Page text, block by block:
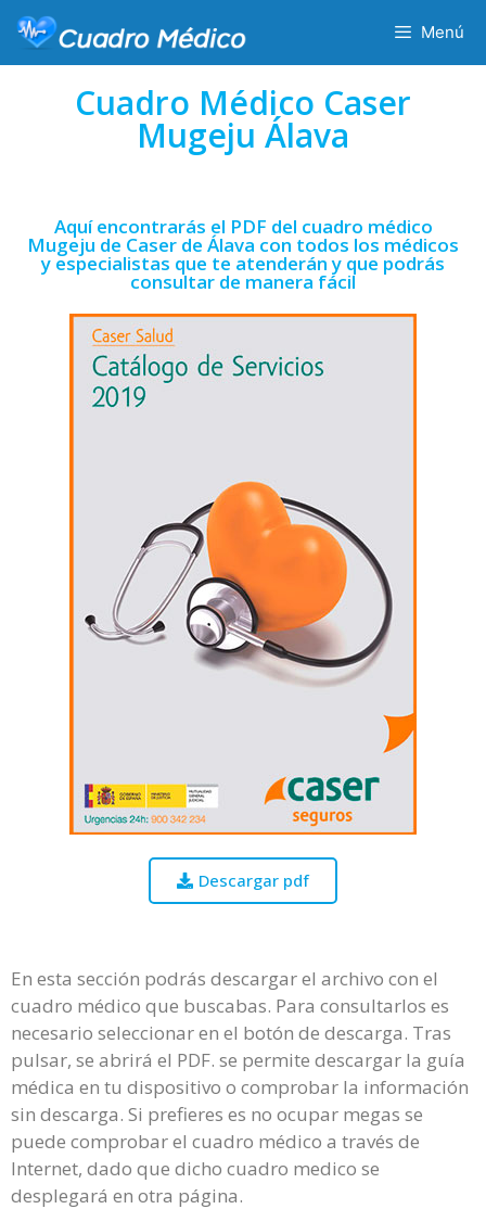
Menú
Cuadro Médico Caser
Mugeju Álava
Aquí encontrarás el PDF del cuadro médico
Mugeju de Caser de Álava con todos los médicos
y especialistas que te atenderán y que podrás
consultar de manera fácil
Descargar pdf
En esta sección podrás descargar el archivo con el
cuadro médico que buscabas. Para consultarlos es
necesario seleccionar en el botón de descarga. Tras
pulsar, se abrirá el PDF. se permite descargar la guía
médica en tu dispositivo o comprobar la información
sin descarga. Si prefieres es no ocupar megas se
puede comprobar el cuadro médico a través de
Internet, dado que dicho cuadro medico se
desplegará en otra página.